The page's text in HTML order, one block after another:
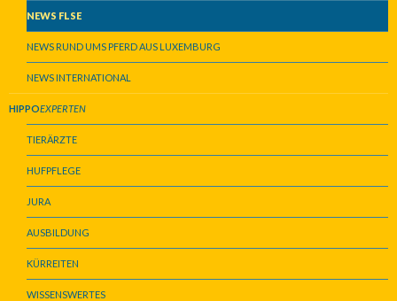
NEWS FLSE
NEWS RUND UMS PFERD AUS LUXEMBURG
NEWS INTERNATIONAL
HIPPOEXPERTEN
TIERÄRZTE
HUFPFLEGE
JURA
AUSBILDUNG
KÜRREITEN
WISSENSWERTES